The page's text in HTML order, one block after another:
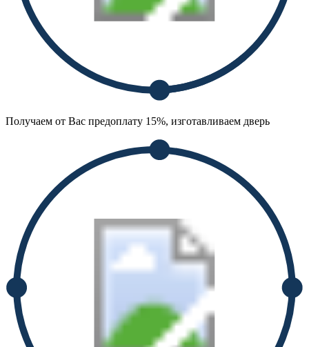
Получаем от Вас предоплату 15%, изготавливаем дверь